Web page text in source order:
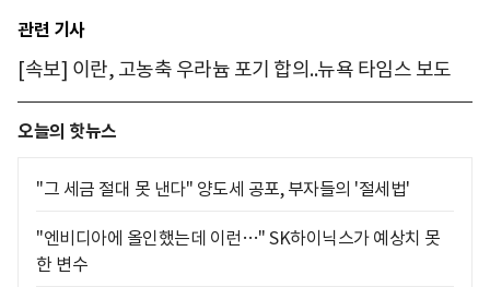
관련 기사
[속보] 이란, 고농축 우라늄 포기 합의..뉴욕 타임스 보도
오늘의 핫뉴스
"그 세금 절대 못 낸다" 양도세 공포, 부자들의 '절세법'
"엔비디아에 올인했는데 이런…" SK하이닉스가 예상치 못
한 변수